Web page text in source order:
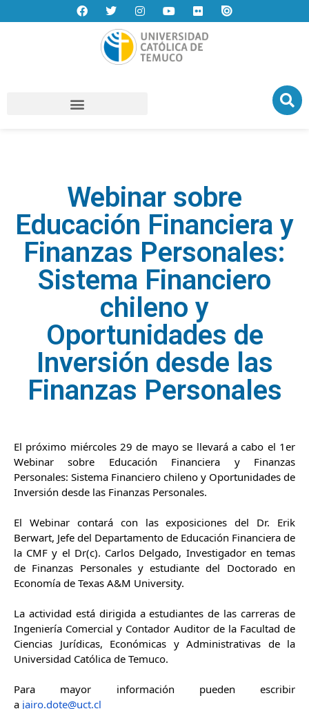
Webinar sobre
Educación Financiera y
Finanzas Personales:
Sistema Financiero
chileno y
Oportunidades de
Inversión desde las
Finanzas Personales
El próximo miércoles 29 de mayo se llevará a cabo el 1er
Webinar sobre Educación Financiera y Finanzas
Personales: Sistema Financiero chileno y Oportunidades de
Inversión desde las Finanzas Personales.
El Webinar contará con las exposiciones del Dr. Erik
Berwart, Jefe del Departamento de Educación Financiera de
la CMF y el Dr(c). Carlos Delgado, Investigador en temas
de Finanzas Personales y estudiante del Doctorado en
Economía de Texas A&M University.
La actividad está dirigida a estudiantes de las carreras de
Ingeniería Comercial y Contador Auditor de la Facultad de
Ciencias Jurídicas, Económicas y Administrativas de la
Universidad Católica de Temuco.
Para mayor información pueden escribir
a jairo.dote@uct.cl